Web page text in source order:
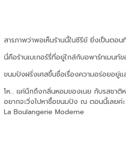
สารภาพว่าพอเห็นร้านนี้ในซีรีย์ ยิ่งเป็นตอ
นี่คือร้านเบเกอร์รี่ที่อยู่ใกล้กับอพาร์ทเมน
ขนมปังฝรั่งเศสขึ้นชื่อเรื่องความอร่อยอยู่
โห… แค่นึกถึงกลิ่นหอมของเนย กับรสชาติ
อยากจะวิ่งไปหาซื้อขนมปัง ณ ตอนนี้เลยค่ะ
La Boulangerie Moderne